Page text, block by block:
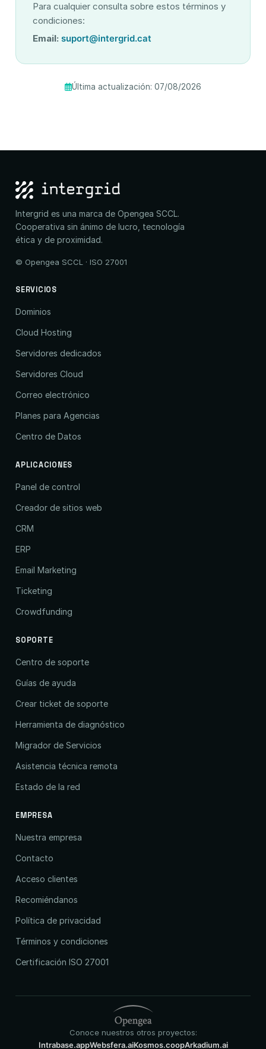
Para cualquier consulta sobre estos términos y
condiciones:
Email: suport@intergrid.cat
Última actualización: 07/08/2026
Intergrid es una marca de Opengea SCCL.
Cooperativa sin ánimo de lucro, tecnología
ética y de proximidad.
© Opengea SCCL · ISO 27001
SERVICIOS
Dominios
Cloud Hosting
Servidores dedicados
Servidores Cloud
Correo electrónico
Planes para Agencias
Centro de Datos
APLICACIONES
Panel de control
Creador de sitios web
CRM
ERP
Email Marketing
Ticketing
Crowdfunding
SOPORTE
Centro de soporte
Guías de ayuda
Crear ticket de soporte
Herramienta de diagnóstico
Migrador de Servicios
Asistencia técnica remota
Estado de la red
EMPRESA
Nuestra empresa
Contacto
Acceso clientes
Recomiéndanos
Política de privacidad
Términos y condiciones
Certificación ISO 27001
Conoce nuestros otros proyectos:
Intrabase.appWebsfera.aiKosmos.coopArkadium.ai